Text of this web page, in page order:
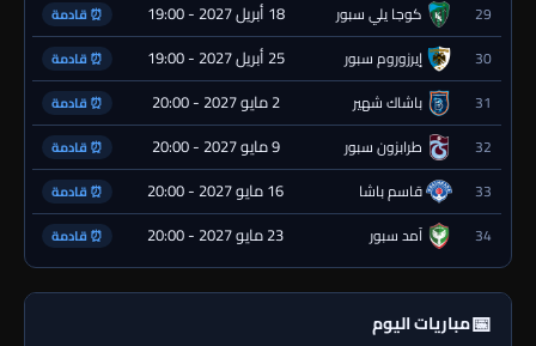
29 كوجا يلي سبور 18 أبريل 2027 - 19:00 ⏰ قادمة
30 إيرزوروم سبور 25 أبريل 2027 - 19:00 ⏰ قادمة
31 باشاك شهير 2 مايو 2027 - 20:00 ⏰ قادمة
32 طرابزون سبور 9 مايو 2027 - 20:00 ⏰ قادمة
33 قاسم باشا 16 مايو 2027 - 20:00 ⏰ قادمة
34 آمد سبور 23 مايو 2027 - 20:00 ⏰ قادمة
📅مباريات اليوم